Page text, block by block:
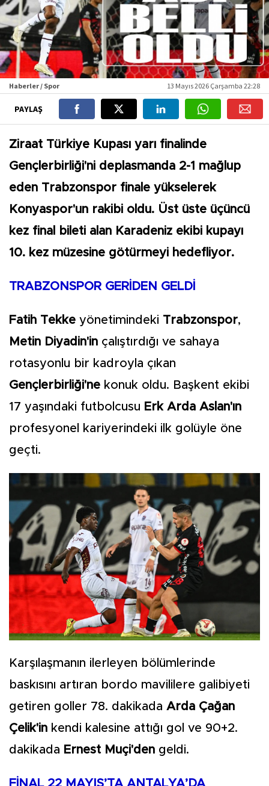
Haberler / Spor 13 Mayıs 2026 Çarşamba 22:28
PAYLAŞ
Ziraat Türkiye Kupası yarı finalinde
Gençlerbirliği'ni deplasmanda 2-1 mağlup
eden Trabzonspor finale yükselerek
Konyaspor'un rakibi oldu. Üst üste üçüncü
kez final bileti alan Karadeniz ekibi kupayı
10. kez müzesine götürmeyi hedefliyor.
TRABZONSPOR GERİDEN GELDİ
Fatih Tekke yönetimindeki Trabzonspor,
Metin Diyadin'in çalıştırdığı ve sahaya
rotasyonlu bir kadroyla çıkan
Gençlerbirliği'ne konuk oldu. Başkent ekibi
17 yaşındaki futbolcusu Erk Arda Aslan'ın
profesyonel kariyerindeki ilk golüyle öne
geçti.
Karşılaşmanın ilerleyen bölümlerinde
baskısını artıran bordo mavililere galibiyeti
getiren goller 78. dakikada Arda Çağan
Çelik'in kendi kalesine attığı gol ve 90+2.
dakikada Ernest Muçi'den geldi.